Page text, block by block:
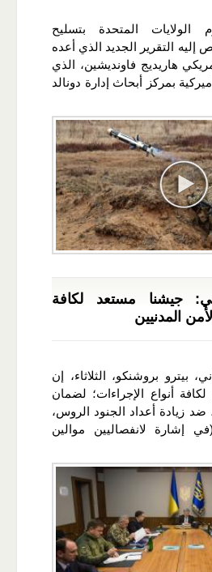
المتحدة بتسليح
إليه التقرير الجديد الذي أعده
هاريديج فاونديشين، الذي
بمركز أبحاث إدارة دونالد
جيشنا مستعد لكافة
المدنيين
بيترو بروشنكو، الثلاثاء، إن
أنواع الإجراءات؛ لضمان
ضد زيادة أعداد الجنود الروس،
إشارة لانفصاليين موالين